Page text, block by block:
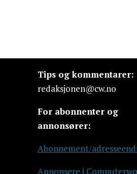
Tips og kommentarer:
redaksjonen@cw.no
For abonnenter og
annonsører:
Abonnement/
Annonsere i